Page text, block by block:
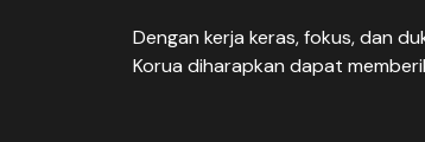
Dengan kerja keras, fokus, dan
Korua diharapkan dapat